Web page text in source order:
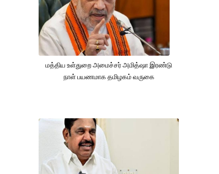
மத்திய உள்துறை அமைச்சர் அமித்ஷா இரண்டு
நாள் பயணமாக தமிழகம் வருகை